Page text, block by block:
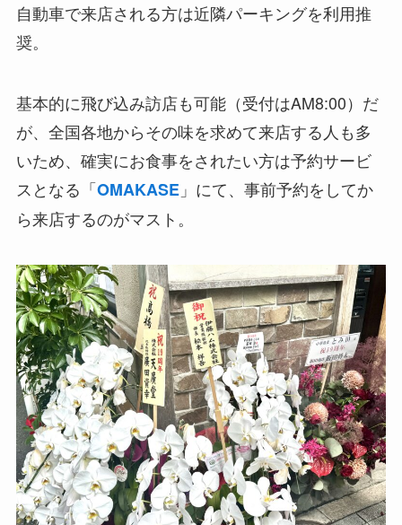
自動車で来店される方は近隣パーキングを利用推
奨。
基本的に飛び込み訪店も可能（受付はAM8:00）だ
が、全国各地からその味を求めて来店する人も多
いため、確実にお食事をされたい方は予約サービ
スとなる「OMAKASE」にて、事前予約をしてか
ら来店するのがマスト。